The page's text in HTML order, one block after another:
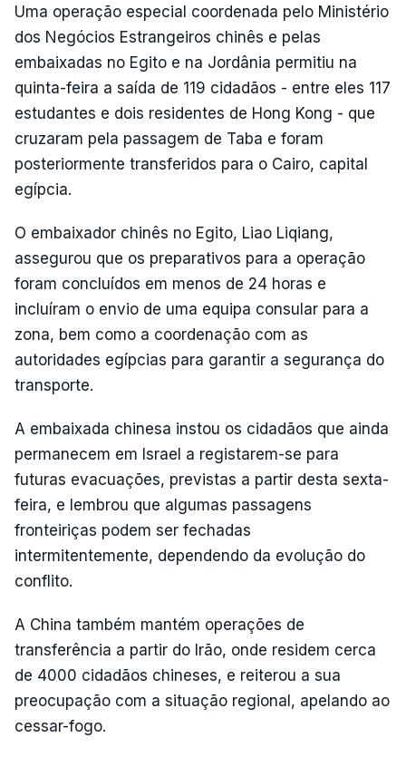
Uma operação especial coordenada pelo Ministério
dos Negócios Estrangeiros chinês e pelas
embaixadas no Egito e na Jordânia permitiu na
quinta-feira a saída de 119 cidadãos - entre eles 117
estudantes e dois residentes de Hong Kong - que
cruzaram pela passagem de Taba e foram
posteriormente transferidos para o Cairo, capital
egípcia.
O embaixador chinês no Egito, Liao Liqiang,
assegurou que os preparativos para a operação
foram concluídos em menos de 24 horas e
incluíram o envio de uma equipa consular para a
zona, bem como a coordenação com as
autoridades egípcias para garantir a segurança do
transporte.
A embaixada chinesa instou os cidadãos que ainda
permanecem em Israel a registarem-se para
futuras evacuações, previstas a partir desta sexta-
feira, e lembrou que algumas passagens
fronteiriças podem ser fechadas
intermitentemente, dependendo da evolução do
conflito.
A China também mantém operações de
transferência a partir do Irão, onde residem cerca
de 4000 cidadãos chineses, e reiterou a sua
preocupação com a situação regional, apelando ao
cessar-fogo.